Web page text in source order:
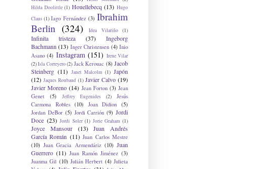
Hilda Doolittle (1) Houellebecq (13) Hugo
Claus (1) Iago Fernández (3) Ibrahim
Berlin (324) Idea Vilariño (1)
Infinita tristeza (37)
Ingeborg
Bachmann (13) Inger Christensen (4) Inio
Asano (4) Instagram (151) Irene Vilar
(2)Isla Correyero(2) Jack Kerouac (8) Jacob
Steinberg (11) Janet Malcolm (1) Japón
(12) Jaques Roubaud (1) Javier Calvo (19)
Javier Moreno (14) Jean Forton (3) Jean
Genet
(5) Jeffrey Eugenides (2)
Jesús
Carmona Robles
(10) Joan Didion
(5)
Jordan DeBor (5) Jordi Carrión (9) Jordi
Doce (23) Jordi Soler (1) Jorie Graham (1)
Joyce Mansour (13)
Juan Andrés
García Román (11) Juan Carlos Mestre
(10) Juan Gracia Armendáriz (10) Juan
Guerrero (11) Juan Ramón Jiménez (3)
Juanma Gil (10) Julián Herbert (4) Julieta